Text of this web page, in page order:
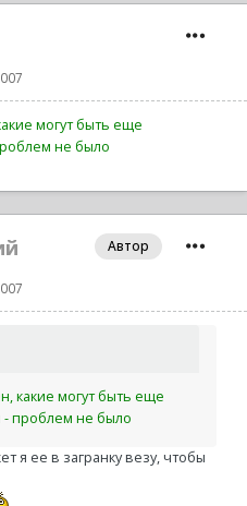
могут быть еще
не было
Автор
какие могут быть еще
- проблем не было
я ее в загранку везу, чтобы